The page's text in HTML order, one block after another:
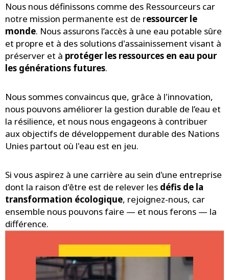
Nous nous définissons comme des Ressourceurs car
notre mission permanente est de ressourcer le
monde. Nous assurons l’accès à une eau potable sûre
et propre et à des solutions d'assainissement visant à
préserver et à protéger les ressources en eau pour
les générations futures.
Nous sommes convaincus que, grâce à l'innovation,
nous pouvons améliorer la gestion durable de l’eau et
la résilience, et nous nous engageons à contribuer
aux objectifs de développement durable des Nations
Unies partout où l'eau est en jeu.
Si vous aspirez à une carrière au sein d'une entreprise
dont la raison d'être est de relever les défis de la
transformation écologique, rejoignez-nous, car
ensemble nous pouvons faire — et nous ferons — la
différence.